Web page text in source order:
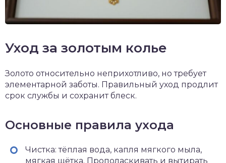
Уход за золотым колье
Золото относительно неприхотливо, но требует
элементарной заботы. Правильный уход продлит
срок службы и сохранит блеск.
Основные правила ухода
Чистка: тёплая вода, капля мягкого мыла,
мягкая щётка. Прополаскивать и вытирать